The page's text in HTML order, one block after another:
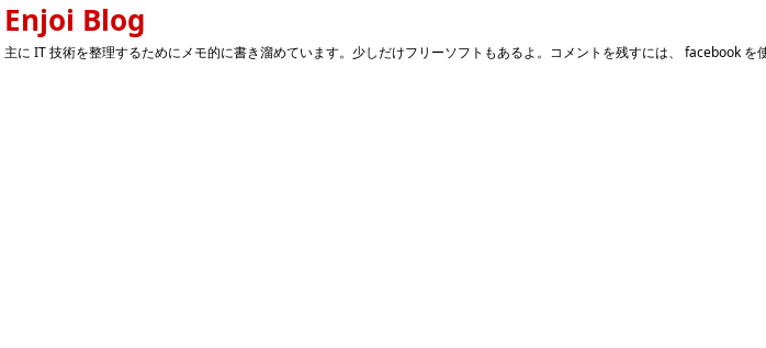
Enjoi Blog
主に IT 技術を整理するためにメモ的に書き溜めています。少しだけフリーソフトもあるよ。コメントを残すには、 facebook を